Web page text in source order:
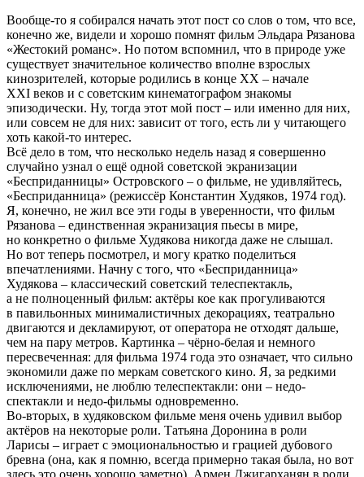
Вообще-то я собирался начать этот пост со слов о том, что все,
конечно же, видели и хорошо помнят фильм Эльдара Рязанова
«Жестокий романс». Но потом вспомнил, что в природе уже
существует значительное количество вполне взрослых
кинозрителей, которые родились в конце XX – начале
XXI веков и с советским кинематографом знакомы
эпизодически. Ну, тогда этот мой пост – или именно для них,
или совсем не для них: зависит от того, есть ли у читающего
хоть какой-то интерес.
Всё дело в том, что несколько недель назад я совершенно
случайно узнал о ещё одной советской экранизации
«Бесприданницы» Островского – о фильме, не удивляйтесь,
«Бесприданница» (режиссёр Константин Худяков, 1974 год).
Я, конечно, не жил все эти годы в уверенности, что фильм
Рязанова – единственная экранизация пьесы в мире,
но конкретно о фильме Худякова никогда даже не слышал.
Но вот теперь посмотрел, и могу кратко поделиться
впечатлениями. Начну с того, что «Бесприданница»
Худякова – классический советский телеспектакль,
а не полноценный фильм: актёры кое как прогуливаются
в павильонных минималистичных декорациях, театрально
двигаются и декламируют, от оператора не отходят дальше,
чем на пару метров. Картинка – чёрно-белая и немного
пересвеченная: для фильма 1974 года это означает, что сильно
экономили даже по меркам советского кино. Я, за редкими
исключениями, не люблю телеспектакли: они – недо-
спектакли и недо-фильмы одновременно.
Во-вторых, в худяковском фильме меня очень удивил выбор
актёров на некоторые роли. Татьяна Доронина в роли
Ларисы – играет с эмоциональностью и грацией дубового
бревна (она, как я помню, всегда примерно такая была, но вот
здесь это очень хорошо заметно). Армен Джигарханян в роли